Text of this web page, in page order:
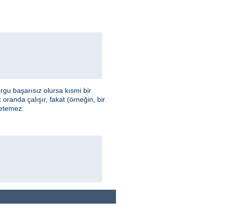
başarısız olursa kısmi bir
oranda çalışır, fakat (örneğin, bir